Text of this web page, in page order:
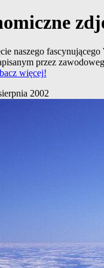
naszego fascynującego
przez
więcej!
2002